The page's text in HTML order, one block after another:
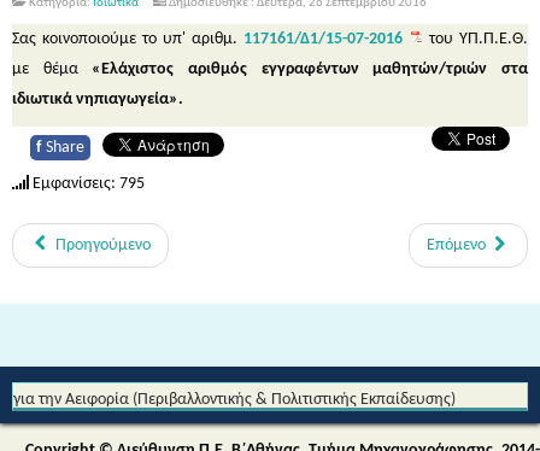
Κατηγορία: Ιδιωτικά Δημοσιεύθηκε : Δευτέρα, 26 Σεπτεμβρίου 2016
Σας κοινοποιούμε το υπ' αριθμ. 117161/Δ1/15-07-2016
του ΥΠ.Π.Ε.Θ.
με θέμα «Ελάχιστος αριθμός εγγραφέντων μαθητών/τριών στα
ιδιωτικά νηπιαγωγεία».
f Share
Εμφανίσεις: 795
Προηγούμενο Επόμενο
για την Αειφορία (Περιβαλλοντικής & Πολιτιστικής Εκπαίδευσης)